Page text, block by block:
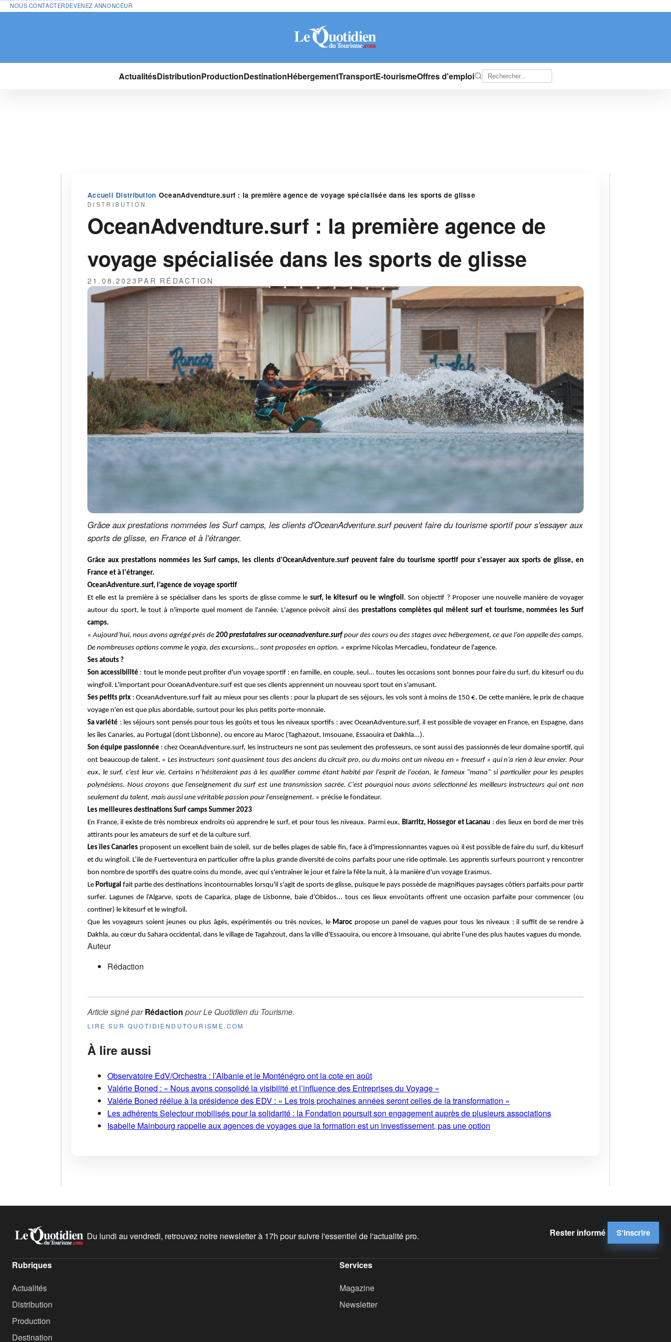
NOUS CONTACTERDEVENEZ ANNONCEUR
ActualitésDistributionProductionDestinationHébergementTransportE-tourismeOffres d'emploi
Accueil›Distribution›OceanAdvendture.surf : la première agence de voyage spécialisée dans les sports de glisse
DISTRIBUTION
OceanAdvendture.surf : la première agence de
voyage spécialisée dans les sports de glisse
21.08.2023PAR RÉDACTION
Grâce aux prestations nommées les Surf camps, les clients d'OceanAdventure.surf peuvent faire du tourisme sportif pour s'essayer aux
sports de glisse, en France et à l'étranger.
Grâce aux prestations nommées les Surf camps, les clients d'OceanAdventure.surf peuvent faire du tourisme sportif pour s'essayer aux sports de glisse, en
France et à l'étranger.
OceanAdventure.surf, l’agence de voyage sportif
Et elle est la première à se spécialiser dans les sports de glisse comme le surf, le kitesurf ou le wingfoil. Son objectif ? Proposer une nouvelle manière de voyager
autour du sport, le tout à n'importe quel moment de l'année. L'agence prévoit ainsi des prestations complètes qui mêlent surf et tourisme, nommées les Surf
camps.
« Aujourd’hui, nous avons agrégé près de 200 prestataires sur oceanadventure.surf pour des cours ou des stages avec hébergement, ce que l’on appelle des camps.
De nombreuses options comme le yoga, des excursions… sont proposées en option. » exprime Nicolas Mercadieu, fondateur de l'agence.
Ses atouts ?
Son accessibilité : tout le monde peut profiter d'un voyage sportif : en famille, en couple, seul... toutes les occasions sont bonnes pour faire du surf, du kitesurf ou du
wingfoil. L'important pour OceanAdventure.surf est que ses clients apprennent un nouveau sport tout en s'amusant.
Ses petits prix : OceanAdventure.surf fait au mieux pour ses clients : pour la plupart de ses séjours, les vols sont à moins de 150 €. De cette manière, le prix de chaque
voyage n'en est que plus abordable, surtout pour les plus petits porte-monnaie.
Sa variété : les séjours sont pensés pour tous les goûts et tous les niveaux sportifs : avec OceanAdventure.surf, il est possible de voyager en France, en Espagne, dans
les îles Canaries, au Portugal (dont Lisbonne), ou encore au Maroc (Taghazout, Imsouane, Essaouira et Dakhla...).
Son équipe passionnée : chez OceanAdventure.surf, les instructeurs ne sont pas seulement des professeurs, ce sont aussi des passionnés de leur domaine sportif, qui
ont beaucoup de talent. « Les instructeurs sont quasiment tous des anciens du circuit pro, ou du moins ont un niveau en « freesurf » qui n’a rien à leur envier. Pour
eux, le surf, c’est leur vie. Certains n’hésiteraient pas à les qualifier comme étant habité par l’esprit de l’océan, le fameux "mana" si particulier pour les peuples
polynésiens. Nous croyons que l'enseignement du surf est une transmission sacrée. C'est pourquoi nous avons sélectionné les meilleurs instructeurs qui ont non
seulement du talent, mais aussi une véritable passion pour l'enseignement. » précise le fondateur.
Les meilleures destinations Surf camps Summer 2023
En France, il existe de très nombreux endroits où apprendre le surf, et pour tous les niveaux. Parmi eux, Biarritz, Hossegor et Lacanau : des lieux en bord de mer très
attirants pour les amateurs de surf et de la culture surf.
Les îles Canaries proposent un excellent bain de soleil, sur de belles plages de sable fin, face à d'impressionnantes vagues où il est possible de faire du surf, du kitesurf
et du wingfoil. L’ile de Fuerteventura en particulier offre la plus grande diversité de coins parfaits pour une ride optimale. Les apprentis surfeurs pourront y rencontrer
bon nombre de sportifs des quatre coins du monde, avec qui s'entraîner le jour et faire la fête la nuit, à la manière d'un voyage Erasmus.
LePortugal fait partie des destinations incontournables lorsqu'il s'agit de sports de glisse, puisque le pays possède de magnifiques paysages côtiers parfaits pour partir
surfer. Lagunes de l’Algarve, spots de Caparica, plage de Lisbonne, baie d’Obidos... tous ces lieux envoûtants offrent une occasion parfaite pour commencer (ou
continer) le kitesurf et le wingfoil.
Que les voyageurs soient jeunes ou plus âgés, expérimentés ou très novices, le Maroc propose un panel de vagues pour tous les niveaux : il suffit de se rendre à
Dakhla, au cœur du Sahara occidental, dans le village de Tagahzout, dans la ville d'Essaouira, ou encore à Imsouane, qui abrite l’une des plus hautes vagues du monde.
Auteur
Rédaction
Article signé parRédaction pourLe Quotidien du Tourisme.
LIRE SUR QUOTIDIENDUTOURISME.COM
À lire aussi
Observatoire EdV/Orchestra : l’Albanie et le Monténégro ont la cote en août
Valérie Boned : « Nous avons consolidé la visibilité et l’influence des Entreprises du Voyage »
Valérie Boned réélue à la présidence des EDV : « Les trois prochaines années seront celles de la transformation »
Les adhérents Selectour mobilisés pour la solidarité : la Fondation poursuit son engagement auprès de plusieurs associations
Isabelle Mainbourg rappelle aux agences de voyages que la formation est un investissement, pas une option
Du lundi au vendredi, retrouvez notre newsletter à 17h pour suivre l'essentiel de l'actualité pro. Rester informé S'inscrire
Rubriques
Actualités
Distribution
Production
Destination
Services
Magazine
Newsletter